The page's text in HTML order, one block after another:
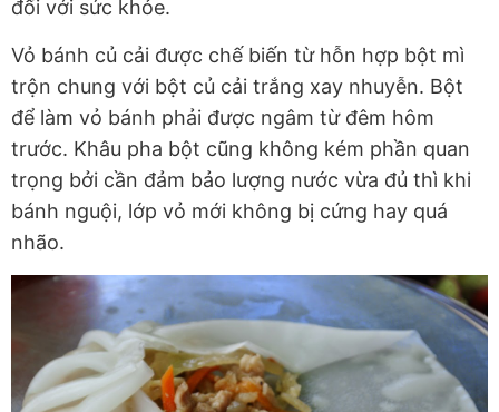
đối với sức khỏe.
Vỏ bánh củ cải được chế biến từ hỗn hợp bột mì
trộn chung với bột củ cải trắng xay nhuyễn. Bột
để làm vỏ bánh phải được ngâm từ đêm hôm
trước. Khâu pha bột cũng không kém phần quan
trọng bởi cần đảm bảo lượng nước vừa đủ thì khi
bánh nguội, lớp vỏ mới không bị cứng hay quá
nhão.